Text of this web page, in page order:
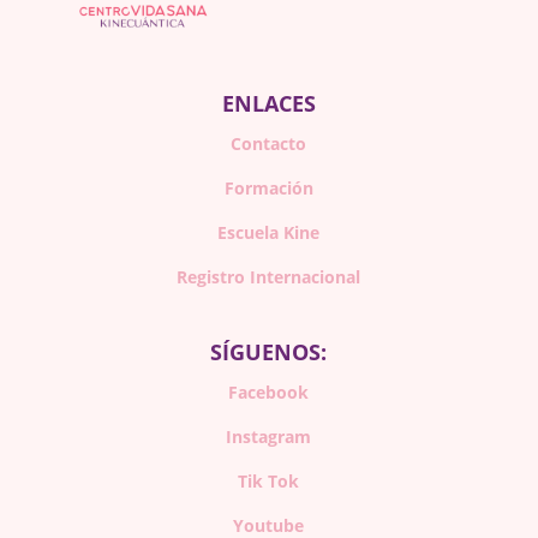
ENLACES
Contacto
Formación
Escuela Kine
Registro Internacional
SÍGUENOS:
Facebook
Instagram
Tik Tok
Youtube